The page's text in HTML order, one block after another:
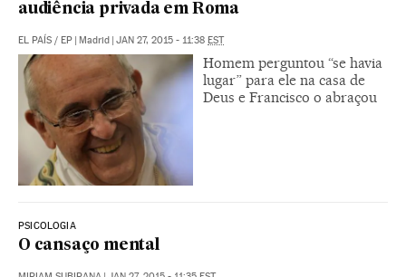
audiência privada em Roma
EL PAÍS / EP | Madrid | JAN 27, 2015 - 11:38 EST
Homem perguntou “se havia
lugar” para ele na casa de
Deus e Francisco o abraçou
PSICOLOGIA
O cansaço mental